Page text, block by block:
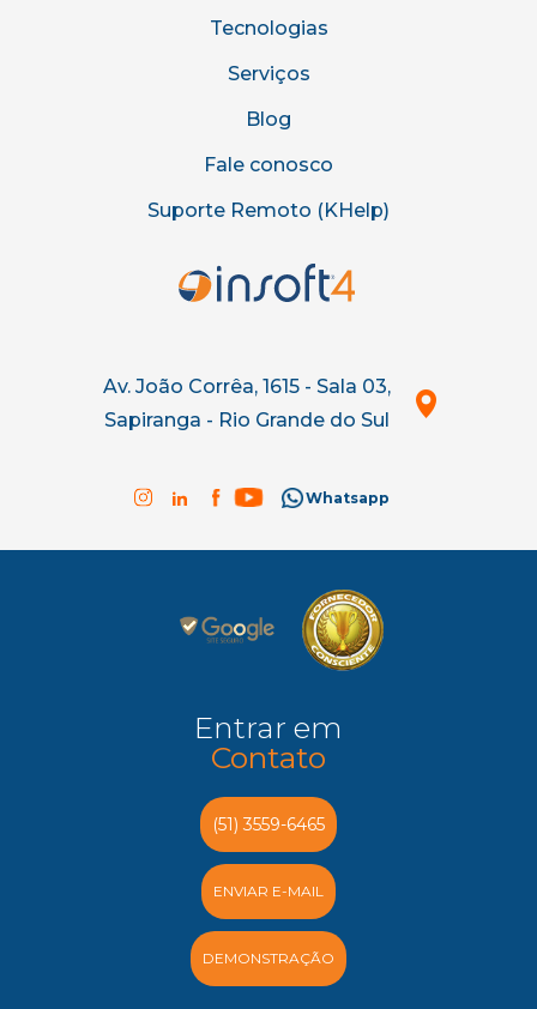
Tecnologias
Serviços
Blog
Fale conosco
Suporte Remoto (KHelp)
Av. João Corrêa, 1615 - Sala 03,
Sapiranga - Rio Grande do Sul
Whatsapp
Entrar em
Contato
(51) 3559-6465
ENVIAR E-MAIL
DEMONSTRAÇÃO